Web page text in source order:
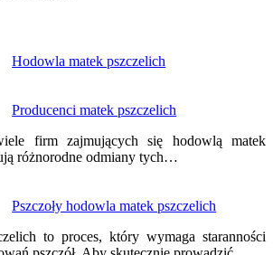
Hodowla matek pszczelich
Producenci matek pszczelich
firm zajmujących się hodowlą matek
różnorodne odmiany tych…
Pszczoły hodowla matek pszczelich
to proces, który wymaga staranności